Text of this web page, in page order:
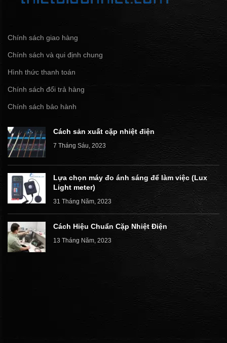
Chính sách giao hàng
Chính sách và qui định chung
Hình thức thanh toán
Chính sách đổi trả hàng
Chính sách bảo hành
Cách sản xuất cặp nhiệt điện
7 Tháng Sáu, 2023
Lựa chọn máy đo ánh sáng để làm việc (Lux
Light meter)
31 Tháng Năm, 2023
Cách Hiệu Chuẩn Cặp Nhiệt Điện
13 Tháng Năm, 2023